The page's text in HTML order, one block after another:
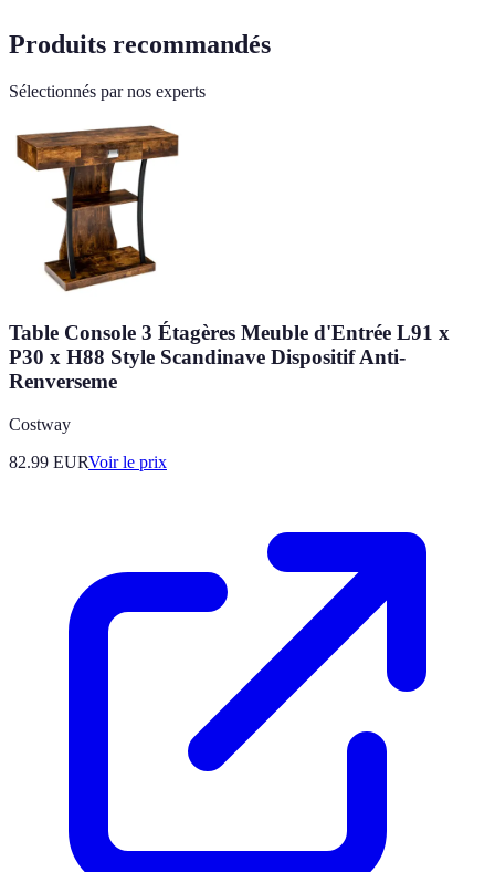
Produits recommandés
Sélectionnés par nos experts
Table Console 3 Étagères Meuble d'Entrée L91 x
P30 x H88 Style Scandinave Dispositif Anti-
Renverseme
Costway
82.99 EURVoir le prix